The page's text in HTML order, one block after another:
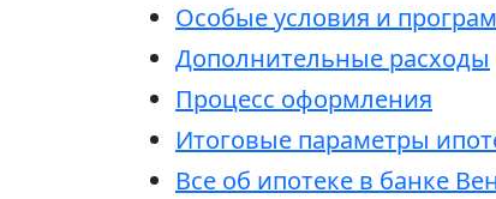
Особые условия и
Дополнительные расходы
Процесс оформления
Итоговые параметры
Все об ипотеке в банке